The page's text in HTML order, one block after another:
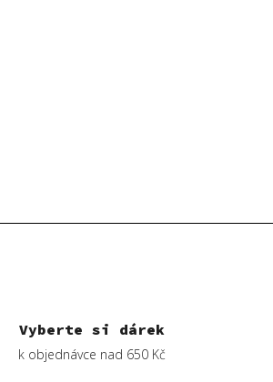
Vyberte si dárek
k objednávce nad 650 Kč